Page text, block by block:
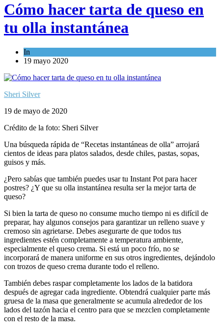
Cómo hacer tarta de queso en
tu olla instantánea
In
19 mayo 2020
Sheri Silver
19 de mayo de 2020
Crédito de la foto: Sheri Silver
Una búsqueda rápida de “Recetas instantáneas de olla” arrojará
cientos de ideas para platos salados, desde chiles, pastas, sopas,
guisos y más.
¿Pero sabías que también puedes usar tu Instant Pot para hacer
postres? ¿Y que su olla instantánea resulta ser la mejor tarta de
queso?
Si bien la tarta de queso no consume mucho tiempo ni es difícil de
preparar, hay algunos consejos para garantizar un relleno suave y
cremoso sin agrietarse. Debes asegurarte de que todos tus
ingredientes estén completamente a temperatura ambiente,
especialmente el queso crema. Si está un poco frío, no se
incorporará de manera uniforme en sus otros ingredientes, dejándolo
con trozos de queso crema durante todo el relleno.
También debes raspar completamente los lados de la batidora
después de agregar cada ingrediente. Obtendrá cualquier parte más
gruesa de la masa que generalmente se acumula alrededor de los
lados del tazón hacia el centro para que se mezclen completamente
con el resto de la masa.